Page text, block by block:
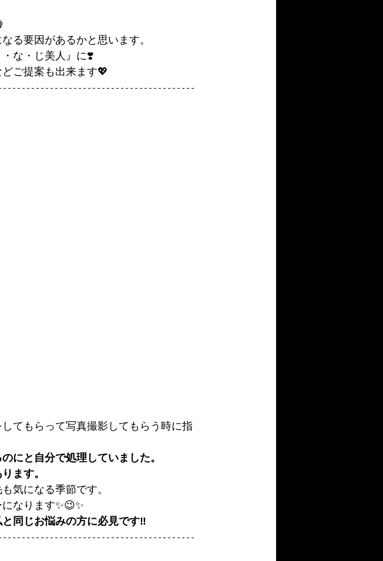
る要因があるかと思います。
な・じ美人』に❣️
ご提案も出来ます💖
てもらって写真撮影してもらう時に指
にと自分で処理していました。
ます。
気になる季節です。
なります✨😉✨
同じお悩みの方に必見です‼️